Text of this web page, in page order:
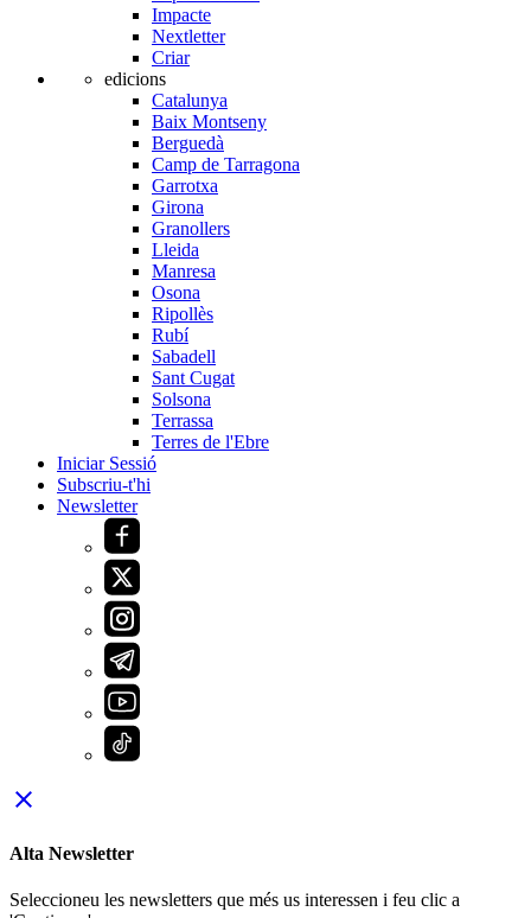
Impacte
Nextletter
Criar
edicions
Catalunya
Baix Montseny
Berguedà
Camp de Tarragona
Garrotxa
Girona
Granollers
Lleida
Manresa
Osona
Ripollès
Rubí
Sabadell
Sant Cugat
Solsona
Terrassa
Terres de l'Ebre
Iniciar Sessió
Subscriu-t'hi
Newsletter
close
Alta Newsletter
Seleccioneu les newsletters que més us interessen i feu clic a